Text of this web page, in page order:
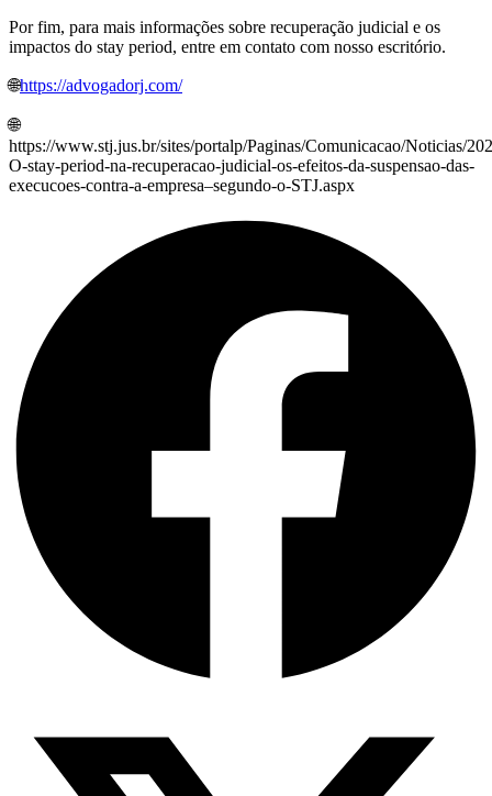
Por fim, para mais informações sobre recuperação judicial e os
impactos do stay period, entre em contato com nosso escritório.
🌐https://advogadorj.com/
🌐
https://www.stj.jus.br/sites/portalp/Paginas/Comunicacao/Noticias/
O-stay-period-na-recuperacao-judicial-os-efeitos-da-suspensao-das-
execucoes-contra-a-empresa–segundo-o-STJ.aspx